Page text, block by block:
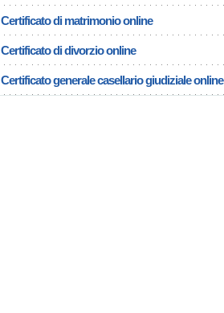
Certificato di matrimonio online
Certificato di divorzio online
Certificato generale casellario giudiziale online